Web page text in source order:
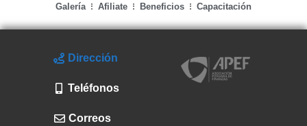
Galería Afiliate Beneficios Capacitación
Dirección
Teléfonos
Correos